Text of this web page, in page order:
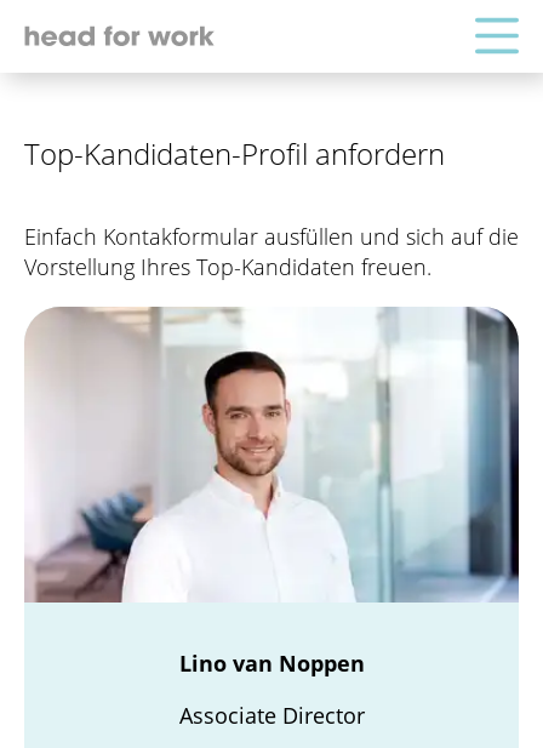
Top-Kandidaten-Profil anfordern
Einfach Kontakformular ausfüllen und sich auf die
Vorstellung Ihres Top-Kandidaten freuen.
Lino van Noppen
Associate Director